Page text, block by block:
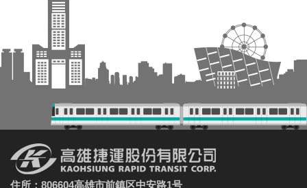
住所：806604高雄市前鎮区中安路1号